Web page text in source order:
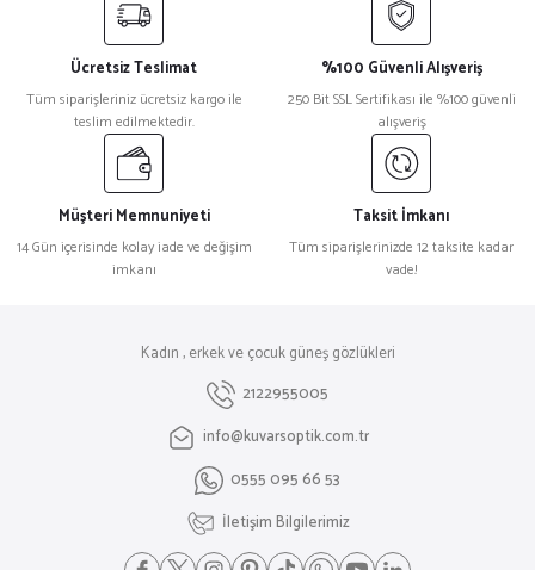
Ücretsiz Teslimat
Tüm siparişleriniz ücretsiz kargo ile
teslim edilmektedir.
%100 Güvenli Alışveriş
250 Bit SSL Sertifikası ile %100 güvenli
alışveriş
Müşteri Memnuniyeti
14 Gün içerisinde kolay iade ve değişim
imkanı
Taksit İmkanı
Tüm siparişlerinizde 12 taksite kadar
vade!
Kadın , erkek ve çocuk güneş gözlükleri
2122955005
info@kuvarsoptik.com.tr
0555 095 66 53
İletişim Bilgilerimiz